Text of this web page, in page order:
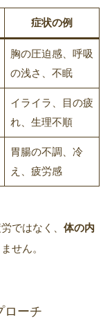
症状の例
胸の圧迫感、呼吸
の浅さ、不眠
イライラ、目の疲
れ、生理不順
胃腸の不調、冷
え、疲労感
ではなく、 体の内
ません。
ローチ